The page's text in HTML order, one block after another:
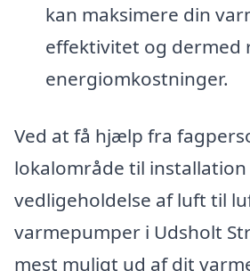
kan maksimere din
effektivitet og dermed
energiomkostninger.
Ved at få hjælp fra
lokalområde til installation
vedligeholdelse af luft til
varmepumper i Udsholt
mest muligt ud af dit